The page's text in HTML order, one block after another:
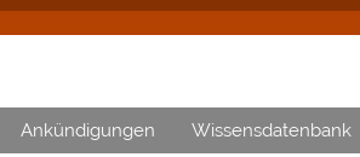
Ankündigungen Wissensdatenbank